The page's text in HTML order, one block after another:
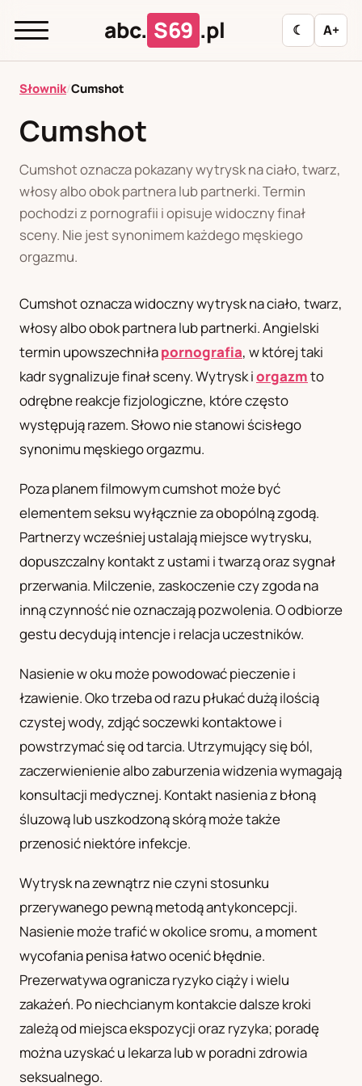
abc. S69 .pl ☾ A+
J
K L M N O P R
S
T
U W Z Ł
Polski Русский
Українська
Słownik/Cumshot
Cumshot
Cumshot oznacza pokazany wytrysk na ciało, twarz,
włosy albo obok partnera lub partnerki. Termin
pochodzi z pornografii i opisuje widoczny finał
sceny. Nie jest synonimem każdego męskiego
orgazmu.
Cumshot oznacza widoczny wytrysk na ciało, twarz,
włosy albo obok partnera lub partnerki. Angielski
termin upowszechniłapornografia, w której taki
kadr sygnalizuje finał sceny. Wytrysk iorgazmto
odrębne reakcje fizjologiczne, które często
występują razem. Słowo nie stanowi ścisłego
synonimu męskiego orgazmu.
Poza planem filmowym cumshot może być
elementem seksu wyłącznie za obopólną zgodą.
Partnerzy wcześniej ustalają miejsce wytrysku,
dopuszczalny kontakt z ustami i twarzą oraz sygnał
przerwania. Milczenie, zaskoczenie czy zgoda na
inną czynność nie oznaczają pozwolenia. O odbiorze
gestu decydują intencje i relacja uczestników.
Nasienie w oku może powodować pieczenie i
łzawienie. Oko trzeba od razu płukać dużą ilością
czystej wody, zdjąć soczewki kontaktowe i
powstrzymać się od tarcia. Utrzymujący się ból,
zaczerwienienie albo zaburzenia widzenia wymagają
konsultacji medycznej. Kontakt nasienia z błoną
śluzową lub uszkodzoną skórą może także
przenosić niektóre infekcje.
Wytrysk na zewnątrz nie czyni stosunku
przerywanego pewną metodą antykoncepcji.
Nasienie może trafić w okolice sromu, a moment
wycofania penisa łatwo ocenić błędnie.
Prezerwatywa ogranicza ryzyko ciąży i wielu
zakażeń. Po niechcianym kontakcie dalsze kroki
zależą od miejsca ekspozycji oraz ryzyka; poradę
można uzyskać u lekarza lub w poradni zdrowia
seksualnego.